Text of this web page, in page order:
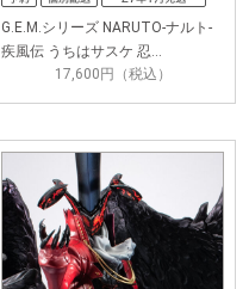
G.E.M.シリーズ NARUTO-ナルト-
疾風伝 うちはサスケ 忍…
17,600円（税込）